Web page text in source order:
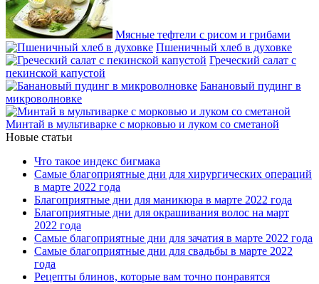
Мясные тефтели с рисом и грибами
Пшеничный хлеб в духовке
Греческий салат с
пекинской капустой
Банановый пудинг в
микроволновке
Минтай в мультиварке с морковью и луком со сметаной
Новые статьи
Что такое индекс бигмака
Самые благоприятные дни для хирургических операций
в марте 2022 года
Благоприятные дни для маникюра в марте 2022 года
Благоприятные дни для окрашивания волос на март
2022 года
Самые благоприятные дни для зачатия в марте 2022 года
Самые благоприятные дни для свадьбы в марте 2022
года
Рецепты блинов, которые вам точно понравятся